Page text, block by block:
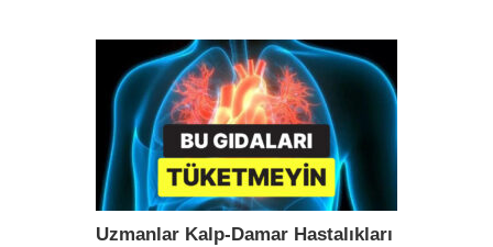
Uzmanlar Kalp-Damar Hastalıkları